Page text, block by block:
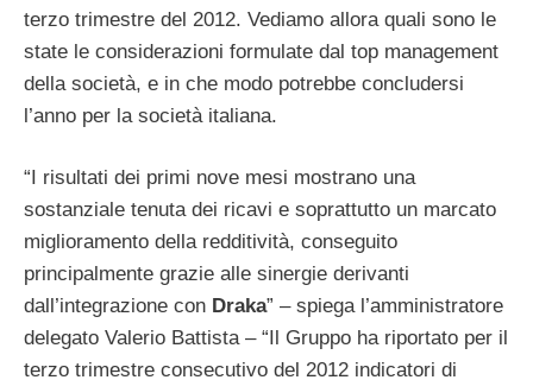
terzo trimestre del 2012. Vediamo allora quali sono le
state le considerazioni formulate dal top management
della società, e in che modo potrebbe concludersi
l’anno per la società italiana.
“I risultati dei primi nove mesi mostrano una
sostanziale tenuta dei ricavi e soprattutto un marcato
miglioramento della redditività, conseguito
principalmente grazie alle sinergie derivanti
dall’integrazione con Draka” – spiega l’amministratore
delegato Valerio Battista – “Il Gruppo ha riportato per il
terzo trimestre consecutivo del 2012 indicatori di